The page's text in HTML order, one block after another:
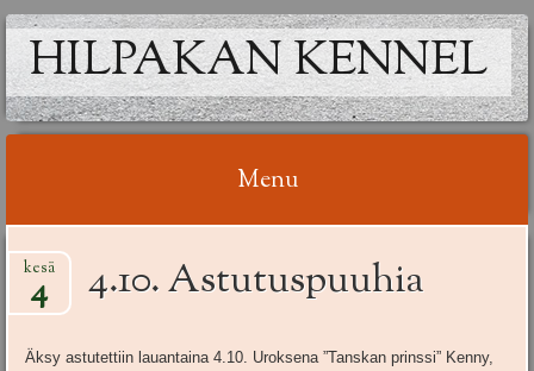
HILPAKAN KENNEL
Menu
to
content
4.10. Astutuspuuhia
kesä
4
Äksy astutettiin lauantaina 4.10. Uroksena ”Tanskan prinssi” Kenny,